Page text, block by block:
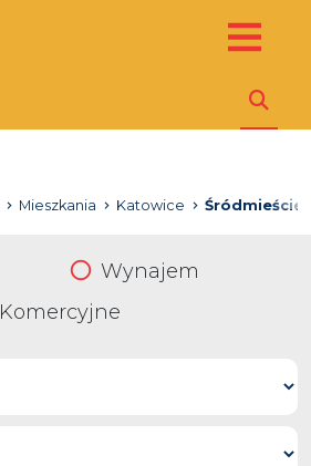
Mieszkania Katowice Śródmieście
Wynajem
Komercyjne